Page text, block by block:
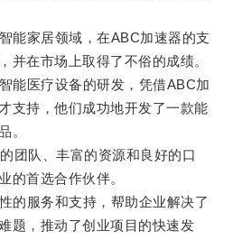
家居领域，在ABC加速器的支
并在市场上取得了不俗的成绩。
医疗设备的研发，凭借ABC加
支持，他们成功地开发了一款能
。
队、丰富的资源和良好的口
的首选合作伙伴。
服务和支持，帮助企业解决了
题，推动了创业项目的快速发